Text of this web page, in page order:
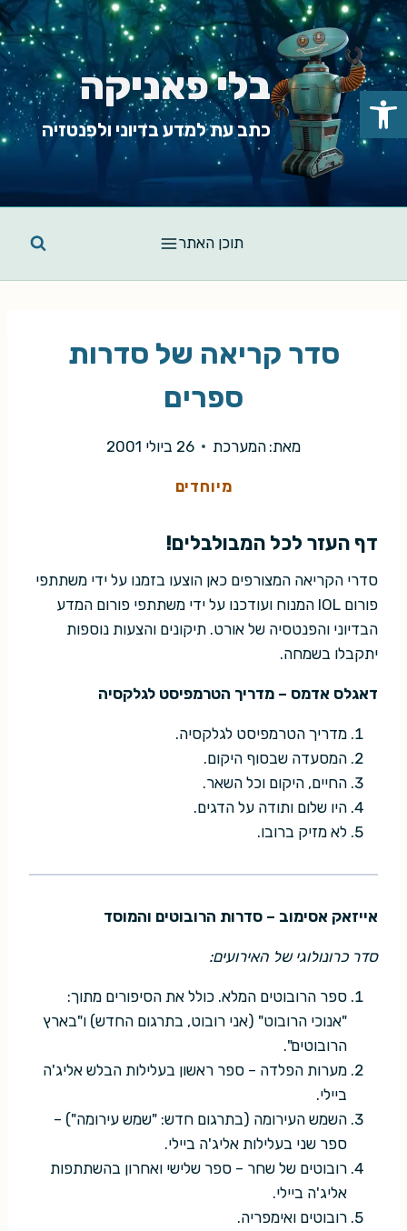
Skip
to
content
בלי פאניקה
כתב עת למדע בדיוני ולפנטזיה
תוכן האתר
סדר קריאה של סדרות
ספרים
מאת: המערכת 26 ביולי 2001
מיוחדים
דף העזר לכל המבולבלים!
סדרי הקריאה המצורפים כאן הוצעו בזמנו על ידי משתתפי
פורום IOL המנוח ועודכנו על ידי משתתפי פורום המדע
הבדיוני והפנטסיה של אורט. תיקונים והצעות נוספות
יתקבלו בשמחה.
דאגלס אדמס – מדריך הטרמפיסט לגלקסיה
מדריך הטרמפיסט לגלקסיה.
המסעדה שבסוף היקום.
החיים, היקום וכל השאר.
היו שלום ותודה על הדגים.
לא מזיק ברובו.
אייזאק אסימוב – סדרות הרובוטים והמוסד
סדר כרונולוגי של האירועים:
ספר הרובוטים המלא. כולל את הסיפורים מתוך:
"אנוכי הרובוט" (אני רובוט, בתרגום החדש) ו"בארץ
הרובוטים".
מערות הפלדה – ספר ראשון בעלילות הבלש אליג'ה
ביילי.
השמש העירומה (בתרגום חדש: "שמש עירומה") –
ספר שני בעלילות אליג'ה ביילי.
רובוטים של שחר – ספר שלישי ואחרון בהשתתפות
אליג'ה ביילי.
רובוטים ואימפריה.
פתח סרגל נגישות